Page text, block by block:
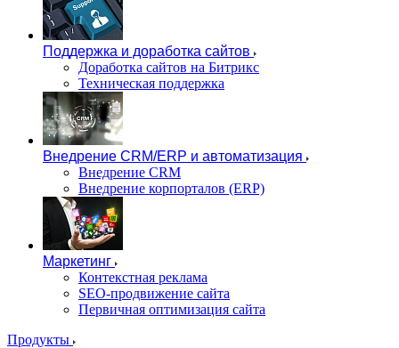
Поддержка и доработка сайтов
Доработка сайтов на Битрикс
Техническая поддержка
Внедрение CRM/ERP и автоматизация
Внедрение CRM
Внедрение корпорталов (ERP)
Маркетинг
Контекстная реклама
SEO-продвижение сайта
Первичная оптимизация сайта
Продукты